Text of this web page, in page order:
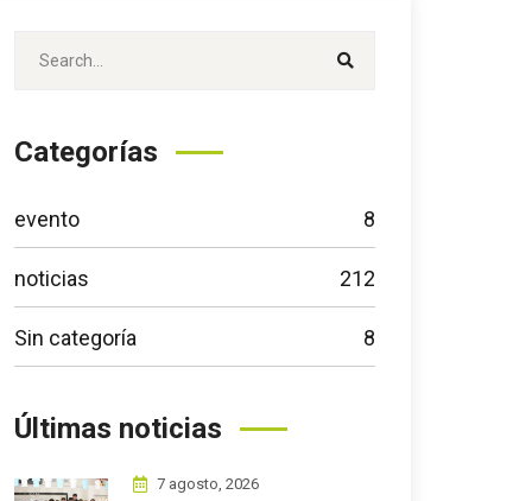
Categorías
evento 8
noticias 212
Sin categoría 8
Últimas noticias
7 agosto, 2026